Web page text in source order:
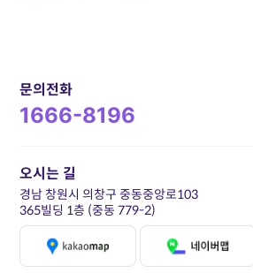
문의전화
1666-8196
오시는 길
경남 창원시 의창구 중동중앙로103
365빌딩 1층 (중동 779-2)